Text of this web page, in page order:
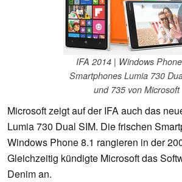
IFA 2014 | Windows
Smartphones Lumia 730
und 735 von Microsoft
Microsoft zeigt auf der IFA auch das
Lumia 730 Dual SIM. Die frischen
Windows Phone 8.1 rangieren in der
Gleichzeitig kündigte Microsoft das
Denim an.